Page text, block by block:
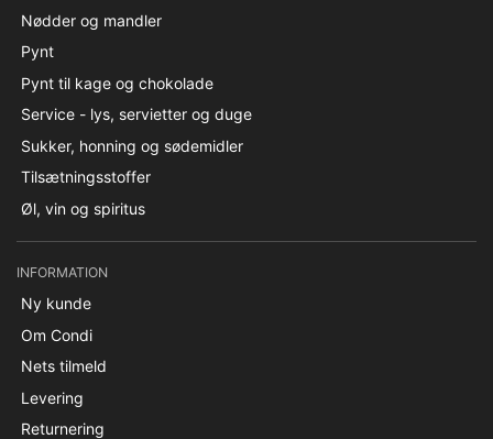
Nødder og mandler
Pynt
Pynt til kage og chokolade
Service - lys, servietter og duge
Sukker, honning og sødemidler
Tilsætningsstoffer
Øl, vin og spiritus
INFORMATION
Ny kunde
Om Condi
Nets tilmeld
Levering
Returnering